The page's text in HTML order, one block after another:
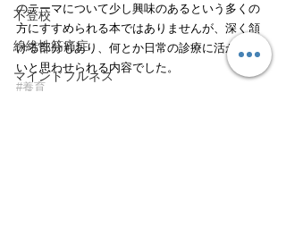
不登校
線維性筋痛症
マインドフルネス
のテーマについて少し興味のあるという多くの
方にすすめられる本ではありませんが、深く頷
ける部分もあり、何とか日常の診療に活かした
いと思わせられる内容でした。
#養育